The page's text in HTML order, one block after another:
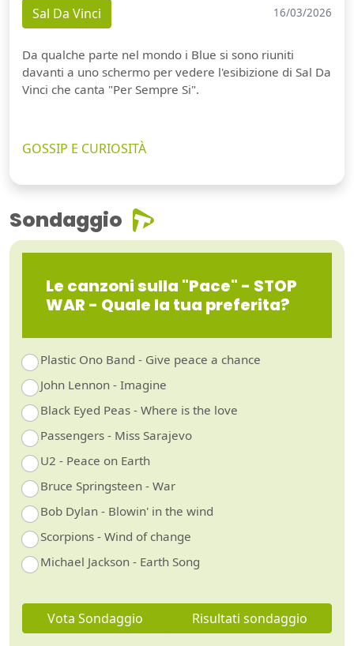
Sal Da Vinci 16/03/2026
Da qualche parte nel mondo i Blue si sono riuniti
davanti a uno schermo per vedere l'esibizione di Sal Da
Vinci che canta "Per Sempre Si".
GOSSIP E CURIOSITÀ
Sondaggio
Le canzoni sulla "Pace" - STOP
WAR - Quale la tua preferita?
Plastic Ono Band - Give peace a chance
John Lennon - Imagine
Black Eyed Peas - Where is the love
Passengers - Miss Sarajevo
U2 - Peace on Earth
Bruce Springsteen - War
Bob Dylan - Blowin' in the wind
Scorpions - Wind of change
Michael Jackson - Earth Song
Vota Sondaggio Risultati sondaggio